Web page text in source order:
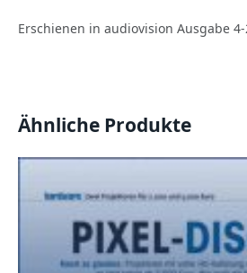
Erschienen in audiovision Ausgabe
Ähnliche Produkte